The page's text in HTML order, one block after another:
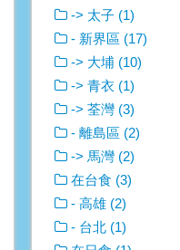
-> 太子 (1)
- 新界區 (17)
-> 大埔 (10)
-> 青衣 (1)
-> 荃灣 (3)
- 離島區 (2)
-> 馬灣 (2)
在台食 (3)
- 高雄 (2)
- 台北 (1)